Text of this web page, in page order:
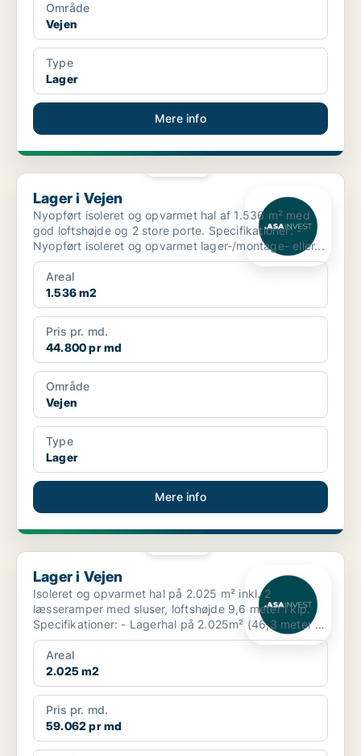
Område
Vejen
Type
Lager
Mere info
Lager i Vejen
Lager i Vejen
Nyopført isoleret og opvarmet hal af 1.536 m² med
god loftshøjde og 2 store porte. Specifikationer: -
Nyopført isoleret og opvarmet lager-/montage- eller...
Areal
1.536 m2
Pris pr. md.
44.800 pr md
Område
Vejen
Type
Lager
Mere info
Lager i Vejen
Lager i Vejen
Isoleret og opvarmet hal på 2.025 m² inkl. 2
læsseramper med sluser, loftshøjde 9,6 meter i kip.
Specifikationer: - Lagerhal på 2.025m² (46,3 meter x
43,...
Areal
2.025 m2
Pris pr. md.
59.062 pr md